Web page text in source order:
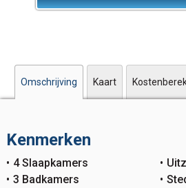
Omschrijving Kaart
Kenmerken
4 Slaapkamers
3 Badkamers